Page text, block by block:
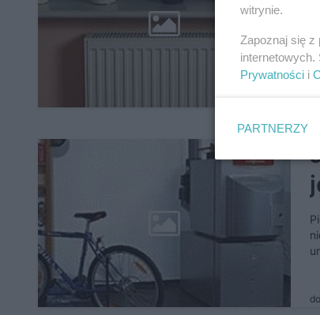
witrynie.
Zapoznaj się
internetowych.
Prywatności i
PARTNERZY